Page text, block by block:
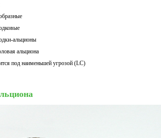
альционы
альциона
под наименьшей угрозой (LC)